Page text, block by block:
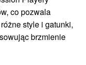
co pozwala
style i gatunki,
brzmienie